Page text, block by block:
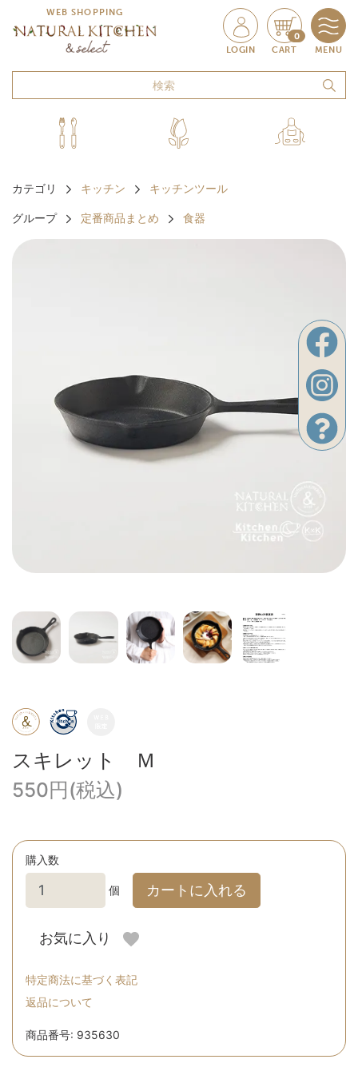
WEB SHOPPING
LOGIN
0
CART MENU
カテゴリ キッチン キッチンツール
グループ 定番商品まとめ 食器
スキレット Ｍ
550円(税込)
購入数
個 カートに入れる
お気に入り
特定商法に基づく表記
返品について
商品番号: 935630